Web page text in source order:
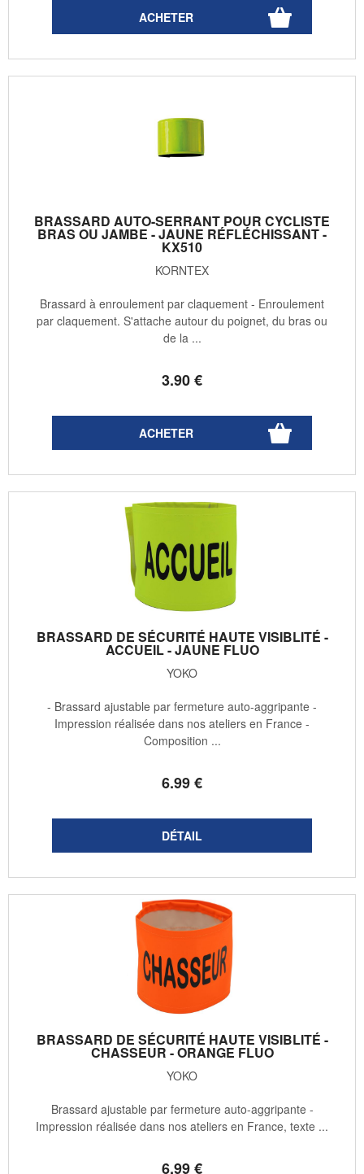
BRASSARD AUTO-SERRANT POUR CYCLISTE
BRAS OU JAMBE - JAUNE RÉFLÉCHISSANT -
KX510
KORNTEX
3.90€
Brassard à enroulement par claquement - Enroulement
par claquement. S'attache autour du poignet, du bras ou
de la ...
BRASSARD DE SÉCURITÉ HAUTE VISIBLITÉ -
ACCUEIL - JAUNE FLUO
YOKO
6.99€
- Brassard ajustable par fermeture auto-aggripante -
Impression réalisée dans nos ateliers en France -
Composition ...
BRASSARD DE SÉCURITÉ HAUTE VISIBLITÉ -
CHASSEUR - ORANGE FLUO
YOKO
6.99€
Brassard ajustable par fermeture auto-aggripante -
Impression réalisée dans nos ateliers en France, texte ...